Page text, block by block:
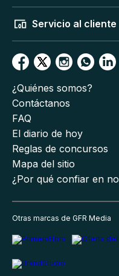
Servicio al cliente
¿Quiénes somos?
Contáctanos
FAQ
El diario de hoy
Reglas de concursos
Mapa del sitio
¿Por qué confiar en
Otras marcas de GFR Media